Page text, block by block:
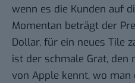
wenn es die Kunden auf
Momentan beträgt der
Dollar, für ein neues Tile
ist der schmale Grat, den
von Apple kennt, wo